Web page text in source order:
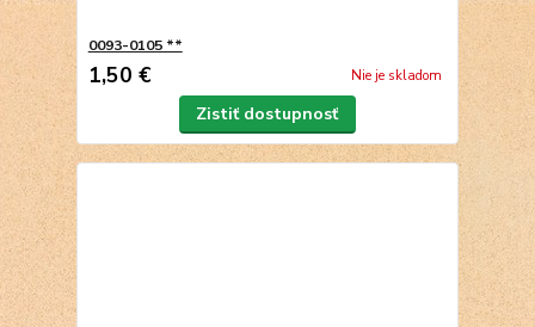
0093-0105 **
1,50 € Nie je skladom
Zistiť dostupnosť